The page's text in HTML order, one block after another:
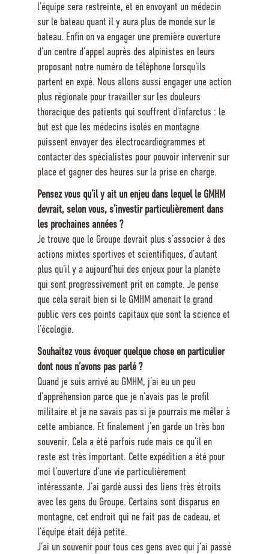
l’équipe sera restreinte, et en envoyant un médecin
sur le bateau quant il y aura plus de monde sur le
bateau. Enfin on va engager une première ouverture
d’un centre d’appel auprès des alpinistes en leurs
proposant notre numéro de téléphone lorsqu’ils
partent en expé. Nous allons aussi engager une action
plus régionale pour travailler sur les douleurs
thoracique des patients qui souffrent d’infarctus : le
but est que les médecins isolés en montagne
puissent envoyer des électrocardiogrammes et
contacter des spécialistes pour pouvoir intervenir sur
place et gagner des heures sur la prise en charge.
Pensez vous qu’il y ait un enjeu dans lequel le GMHM
devrait, selon vous, s’investir particulièrement dans
les prochaines années ?
Je trouve que le Groupe devrait plus s’associer à des
actions mixtes sportives et scientifiques, d’autant
plus qu’il y a aujourd’hui des enjeux pour la planète
qui sont progressivement prit en compte. Je pense
que cela serait bien si le GMHM amenait le grand
public vers ces points capitaux que sont la science et
l’écologie.
Souhaitez vous évoquer quelque chose en particulier
dont nous n’avons pas parlé ?
Quand je suis arrivé au GMHM, j’ai eu un peu
d’appréhension parce que je n’avais pas le profil
militaire et je ne savais pas si je pourrais me mêler à
cette ambiance. Et finalement j’en garde un très bon
souvenir. Cela a été parfois rude mais ce qu’il en
reste est très important. Cette expédition a été pour
moi l’ouverture d’une vie particulièrement
intéressante. J’ai gardé aussi des liens très étroits
avec les gens du Groupe. Certains sont disparus en
montagne, cet endroit qui ne fait pas de cadeau, et
l’équipe était déjà petite.
J’ai un souvenir pour tous ces gens avec qui j’ai passé